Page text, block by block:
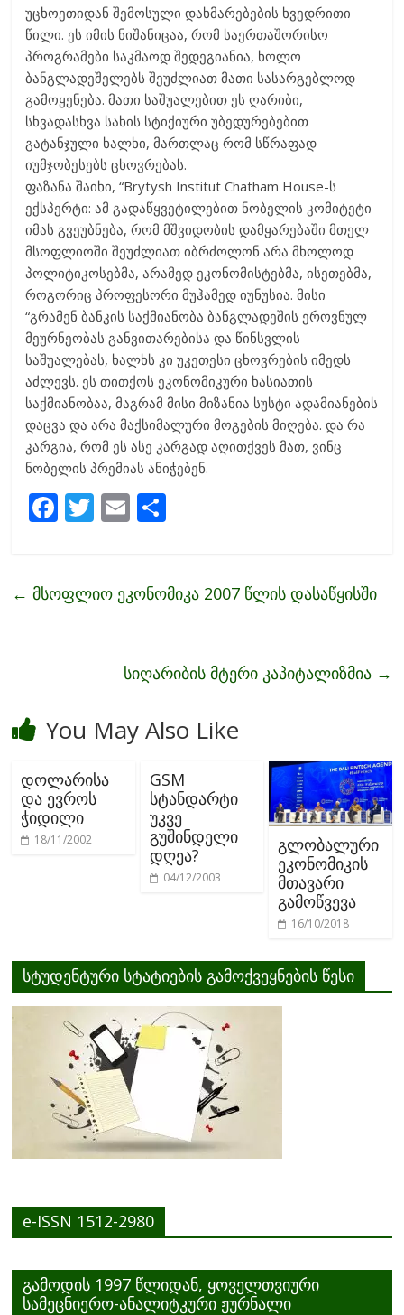
უცხოეთიდან შემოსული დახმარებების ხვედრითი
წილი. ეს იმის ნიშანიცაა, რომ საერთაშორისო
პროგრამები საკმაოდ შედეგიანია, ხოლო
ბანგლადეშელებს შეუძლიათ მათი სასარგებლოდ
გამოყენება. მათი საშუალებით ეს ღარიბი,
სხვადასხვა სახის სტიქიური უბედურებებით
გატანჯული ხალხი, მართლაც რომ სწრაფად
იუმჯობესებს ცხოვრებას.
ფაზანა შაიხი, “Brytysh Institut Chatham House-ს
ექსპერტი: ამ გადაწყვეტილებით ნობელის კომიტეტი
იმას გვეუბნება, რომ მშვიდობის დამყარებაში მთელ
მსოფლიოში შეუძლიათ იბრძოლონ არა მხოლოდ
პოლიტიკოსებმა, არამედ ეკონომისტებმა, ისეთებმა,
როგორიც პროფესორი მუჰამედ იუნუსია. მისი
“გრამენ ბანკის საქმიანობა ბანგლადეშის ეროვნულ
მეურნეობას განვითარებისა და წინსვლის
საშუალებას, ხალხს კი უკეთესი ცხოვრების იმედს
აძლევს. ეს თითქოს ეკონომიკური ხასიათის
საქმიანობაა, მაგრამ მისი მიზანია სუსტი ადამიანების
დაცვა და არა მაქსიმალური მოგების მიღება. და რა
კარგია, რომ ეს ასე კარგად აღითქვეს მათ, ვინც
ნობელის პრემიას ანიჭებენ.
F
b
T
er
E
l e
← მსოფლიო ეკონომიკა 2007 წლის დასაწყისში
სიღარიბის მტერი კაპიტალიზმია →
You May Also Like
დოლარისა
და ევროს
ჭიდილი
18/11/2002
GSM
სტანდარტი
უკვე
გუშინდელი
დღეა?
04/12/2003
გლობალური
ეკონომიკის
მთავარი
გამოწვევა
16/10/2018
სტუდენტური სტატიების გამოქვეყნების წესი
e-ISSN 1512-2980
გამოდის 1997 წლიდან, ყოველთვიური
სამეცნიერო-ანალიტკური ჟურნალი